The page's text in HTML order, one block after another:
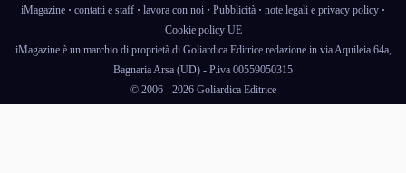
iMagazine · contatti e staff · lavora con noi · Pubblicità · note legali e privacy policy ·
Cookie policy UE
iMagazine è un marchio di proprietà di Goliardica Editrice redazione in via Aquileia 64a,
Bagnaria Arsa (UD) - P.iva 00559050315
© 2006 - 2026 Goliardica Editrice